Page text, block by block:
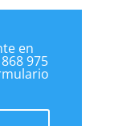
en
975